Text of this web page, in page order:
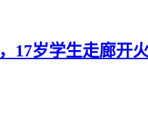
17岁学生走廊开